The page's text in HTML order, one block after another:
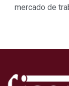
mercado de